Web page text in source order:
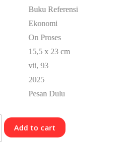
Buku Referensi
Ekonomi
On Proses
15,5 x 23 cm
vii, 93
2025
Pesan Dulu
Add to cart